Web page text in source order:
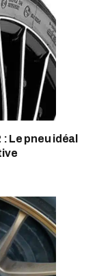
Le pneu idéal